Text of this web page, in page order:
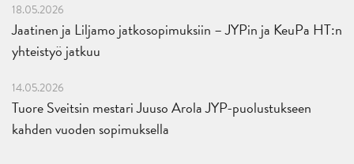
18.05.2026
Jaatinen ja Liljamo jatkosopimuksiin – JYPin ja KeuPa HT:n
yhteistyö jatkuu
14.05.2026
Tuore Sveitsin mestari Juuso Arola JYP-puolustukseen
kahden vuoden sopimuksella